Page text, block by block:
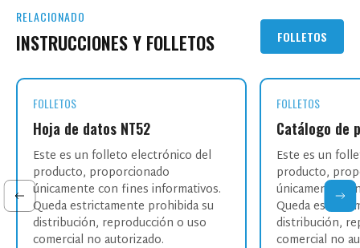
RELACIONADO
INSTRUCCIONES Y FOLLETOS FOLLETOS
FOLLETOS
Hoja de datos NT52
Este es un folleto electrónico del
producto, proporcionado
únicamente con fines informativos.
Queda estrictamente prohibida su
distribución, reproducción o uso
comercial no autorizado.
FOLLETOS
Catálogo de
Este es un
producto,
únicamente
Queda
distribución,
comercial no